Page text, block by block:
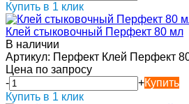
Купить в 1 клик
Клей стыковочный Перфект 80 мл
В наличии
Артикул: Перфект Клей Перфект
Цена по запросу
-
+Купить
Купить в 1 клик